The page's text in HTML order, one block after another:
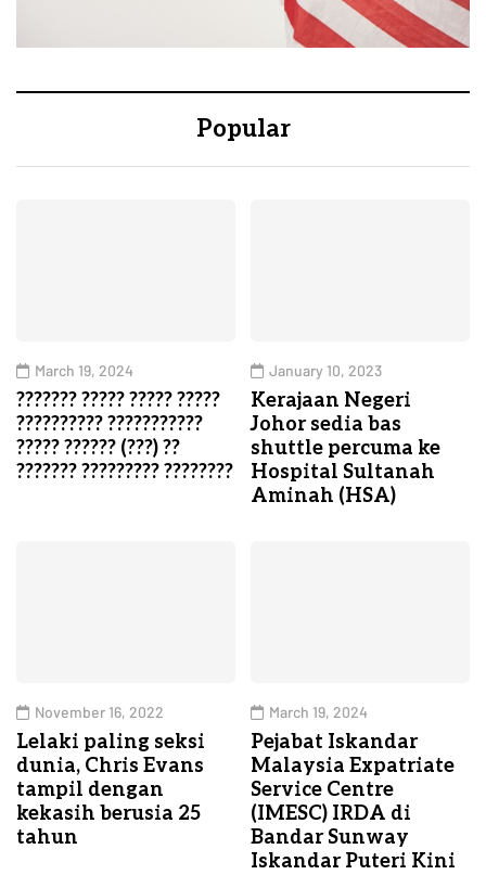
Popular
March 19, 2024
??????? ????? ????? ?????
?????????? ???????????
????? ?????? (???) ??
??????? ????????? ????????
January 10, 2023
Kerajaan Negeri
Johor sedia bas
shuttle percuma ke
Hospital Sultanah
Aminah (HSA)
November 16, 2022
Lelaki paling seksi
dunia, Chris Evans
tampil dengan
kekasih berusia 25
tahun
March 19, 2024
Pejabat Iskandar
Malaysia Expatriate
Service Centre
(IMESC) IRDA di
Bandar Sunway
Iskandar Puteri Kini